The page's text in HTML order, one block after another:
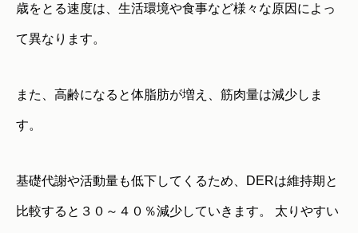
歳をとる速度は、生活環境や食事など様々な原因によっ
て異なります。
また、高齢になると体脂肪が増え、筋肉量は減少しま
す。
基礎代謝や活動量も低下してくるため、DERは維持期と
比較すると３０～４０％減少していきます。 太りやすい